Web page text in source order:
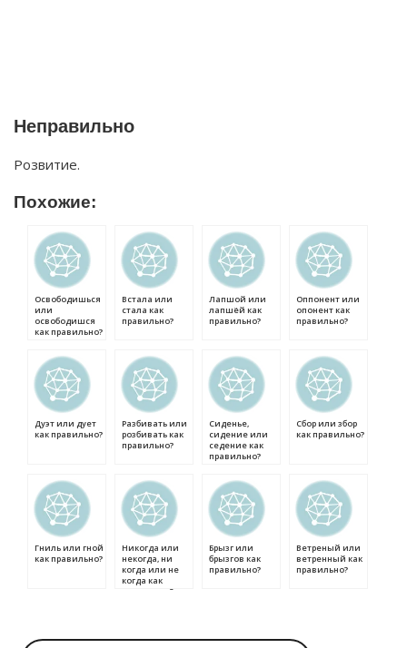
Неправильно
Розвитие.
Похожие:
Освободишься
или
освободишся
как правильно?
Встала или
стала как
правильно?
Лапшой или
лапшёй как
правильно?
Оппонент или
опонент как
правильно?
Дуэт или дует
как правильно?
Разбивать или
розбивать как
правильно?
Сиденье,
сидение или
седение как
правильно?
Сбор или збор
как правильно?
Гниль или гной
как правильно?
Никогда или
некогда, ни
когда или не
когда как
правильно?
Брызг или
брызгов как
правильно?
Ветреный или
ветренный как
правильно?